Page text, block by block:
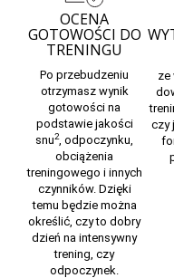
OCENA
GOTOWOŚCI DO
TRENINGU
Po przebudzeniu
otrzymasz wynik
gotowości na
podstawie jakości
snu2, odpoczynku,
obciążenia
treningowego i innych
czynników. Dzięki
temu będzie można
określić, czy to dobry
dzień na intensywny
trening, czy
odpoczynek.
ze
czy